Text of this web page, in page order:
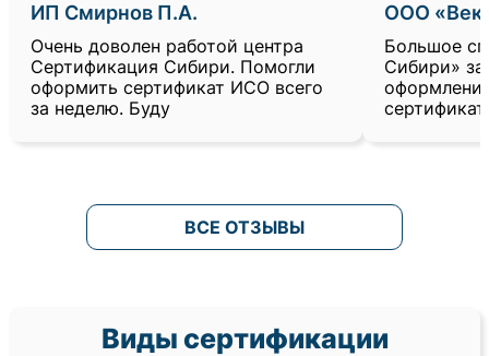
ИП Смирнов П.А.
Очень доволен работой центра
Сертификация Сибири. Помогли
оформить сертификат ИСО всего
за неделю. Буду
ООО
Большое
Сибири»
ВСЕ ОТЗЫВЫ
Виды сертификации